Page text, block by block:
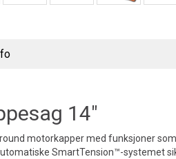
14"
motorkapper med funksjoner
SmartTension™-systemet